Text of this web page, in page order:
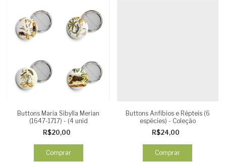
Buttons Maria Sibylla Merian
(1647-1717) - (4 unid
R$20,00
Comprar
Buttons Anfíbios e Répteis (6
espécies) - Coleção
R$24,00
Comprar